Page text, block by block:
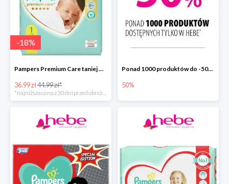
-18%
Pampers Premium Care taniej w hebe.pl
36.99 zł44.99 zł*
*najniższa cena z 30 dni przed obniżką
Ponad 1000 produktów do -50% taniej
50%